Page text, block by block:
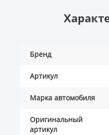
Бренд
Артикул
Марка автомобиля
Оригинальный
артикул